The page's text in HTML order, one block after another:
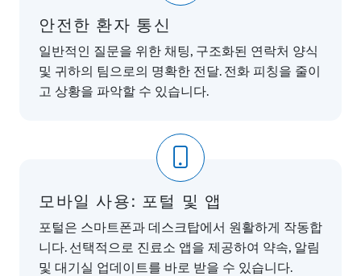
안전한 환자 통신
일반적인 질문을 위한 채팅, 구조화된 연락처 양식
및 귀하의 팀으로의 명확한 전달. 전화 피칭을 줄이
고 상황을 파악할 수 있습니다.
모바일 사용: 포털 및 앱
포털은 스마트폰과 데스크탑에서 원활하게 작동합
니다. 선택적으로 진료소 앱을 제공하여 약속, 알림
및 대기실 업데이트를 바로 받을 수 있습니다.